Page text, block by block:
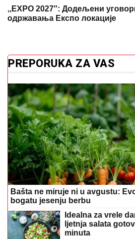
,,ЕXPO 2027″: Додељени
одржавања Експо локације
PREPORUKA ZA VAS
Bašta ne miruje ni u avgustu:
bogatu jesenju berbu
Idealna za vrele
ljetnja salata
minuta